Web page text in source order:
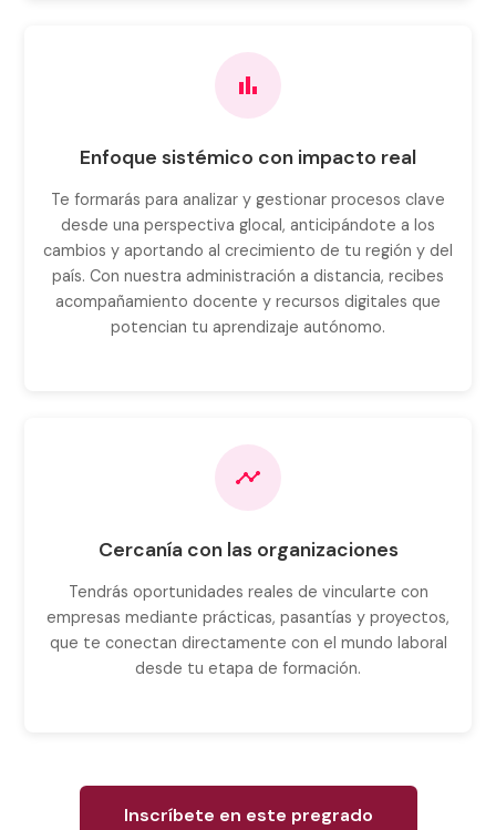
Enfoque sistémico con impacto real
Te formarás para analizar y gestionar procesos clave
desde una perspectiva glocal, anticipándote a los
cambios y aportando al crecimiento de tu región y del
país. Con nuestra administración a distancia, recibes
acompañamiento docente y recursos digitales que
potencian tu aprendizaje autónomo.
Cercanía con las organizaciones
Tendrás oportunidades reales de vincularte con
empresas mediante prácticas, pasantías y proyectos,
que te conectan directamente con el mundo laboral
desde tu etapa de formación.
Inscríbete en este pregrado